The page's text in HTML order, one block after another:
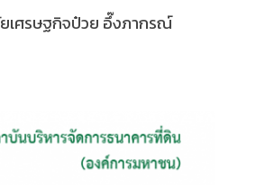
เศรษฐกิจป๋วย อึ๊งภากรณ์